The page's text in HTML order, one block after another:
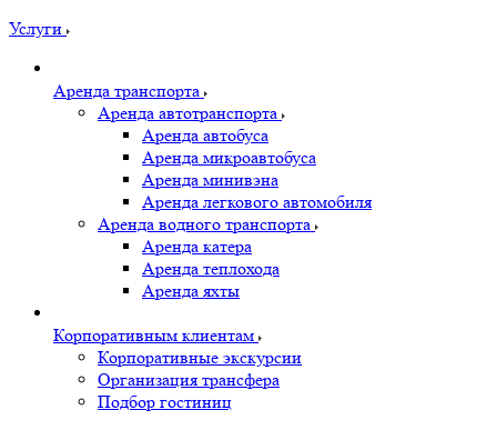
Услуги
Аренда транспорта
Аренда автотранспорта
Аренда автобуса
Аренда микроавтобуса
Аренда минивэна
Аренда легкового автомобиля
Аренда водного транспорта
Аренда катера
Аренда теплохода
Аренда яхты
Корпоративным клиентам
Корпоративные экскурсии
Организация трансфера
Подбор гостиниц